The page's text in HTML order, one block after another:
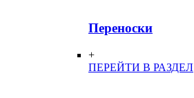
Переноски
+
ПЕРЕЙТИ В РАЗДЕЛ